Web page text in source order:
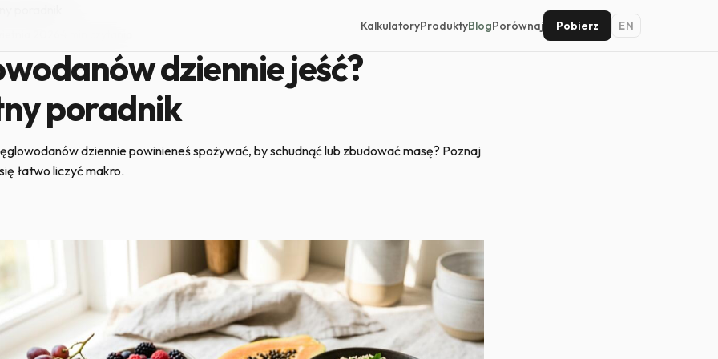
KalkulatoryProduktyBlogPorównaj Pobierz EN
dziennie jeść?
poradnik
dziennie powinieneś spożywać, by schudnąć lub zbudować masę? Poznaj
łatwo liczyć makro.